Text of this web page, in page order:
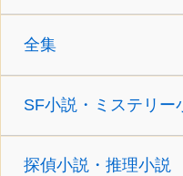
全集
SF小説・ミステリー
探偵小説・推理小説